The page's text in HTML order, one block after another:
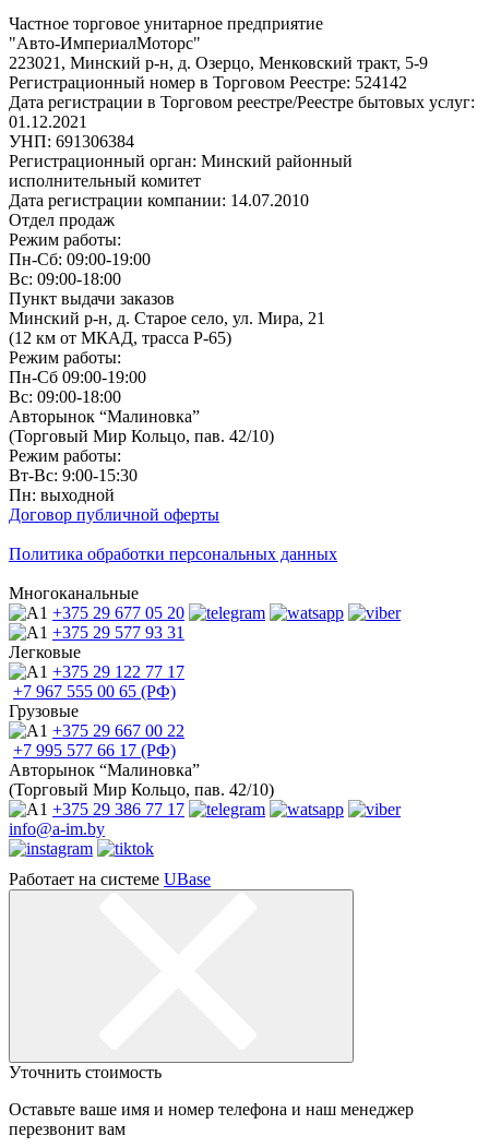
Частное торговое унитарное предприятие
"Авто-ИмпериалМоторс"
223021, Минский р-н, д. Озерцо, Менковский тракт, 5-9
Регистрационный номер в Торговом Реестре: 524142
Дата регистрации в Торговом реестре/Реестре бытовых услуг:
01.12.2021
УНП: 691306384
Регистрационный орган: Минский районный
исполнительный комитет
Дата регистрации компании: 14.07.2010
Отдел продаж
Режим работы:
Пн-Сб: 09:00-19:00
Вс: 09:00-18:00
Пункт выдачи заказов
Минский р-н, д. Старое село, ул. Мира, 21
(12 км от МКАД, трасса P-65)
Режим работы:
Пн-Сб 09:00-19:00
Вс: 09:00-18:00
Авторынок “Малиновка”
(Торговый Мир Кольцо, пав. 42/10)
Режим работы:
Вт-Вс: 9:00-15:30
Пн: выходной
Договор публичной оферты
Политика обработки персональных данных
Многоканальные
+375 29 677 05 20
+375 29 577 93 31
Легковые
+375 29 122 77 17
+7 967 555 00 65 (РФ)
Грузовые
+375 29 667 00 22
+7 995 577 66 17 (РФ)
Авторынок “Малиновка”
(Торговый Мир Кольцо, пав. 42/10)
+375 29 386 77 17
info@a-im.by
Работает на системе UBase
Уточнить стоимость
Оставьте ваше имя и номер телефона и наш менеджер
перезвонит вам